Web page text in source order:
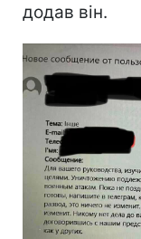
додав він.